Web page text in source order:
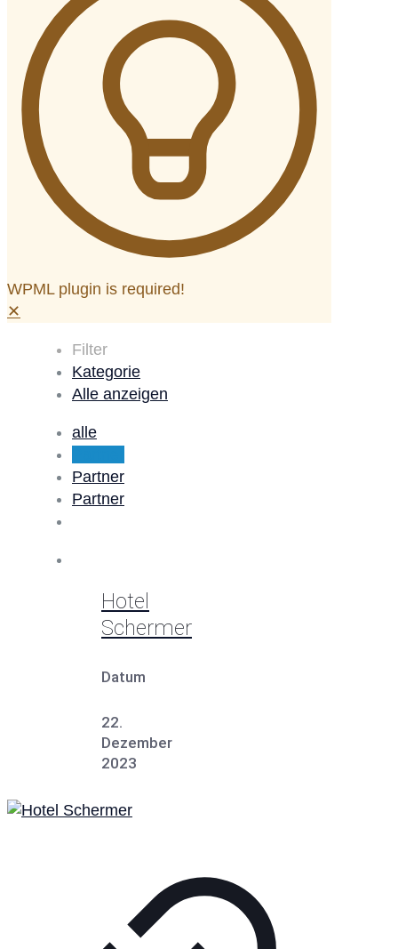
WPML plugin is required!
✕
Filter
Kategorie
Alle anzeigen
alle
Partner
Partner
Hotel
Schermer
Datum
22.
Dezember
2023